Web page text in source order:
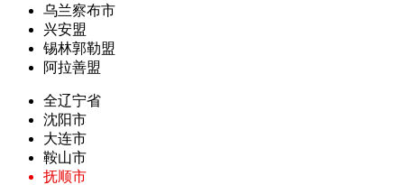
乌兰察布市
兴安盟
锡林郭勒盟
阿拉善盟
全辽宁省
沈阳市
大连市
鞍山市
抚顺市